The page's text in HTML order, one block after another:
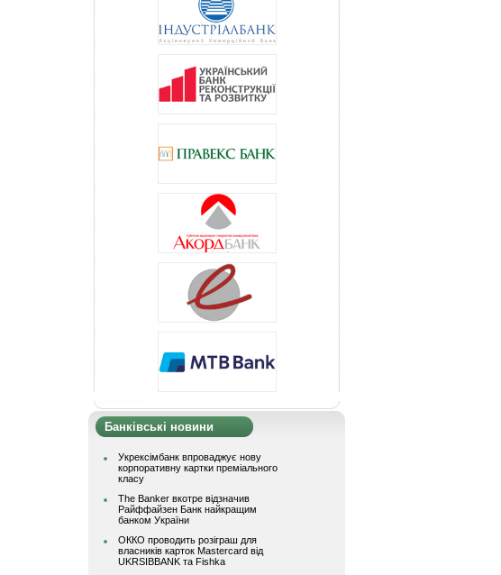
Банківські новини
Укрексімбанк впроваджує нову
корпоративну картки преміального
класу
The Banker вкотре відзначив
Райффайзен Банк найкращим
банком України
ОККО проводить розіграш для
власників карток Mastercard від
UKRSIBBANK та Fishka